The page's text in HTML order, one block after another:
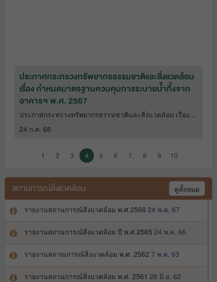
โครงการกล่องยูเอชที รีไซเคิลได้ 13 พ.ย.
66
รับบริจาคอะลูมิเนียม เพื่อสนับสนุนมูลนิธิ
คู่มือการเปิดโอกาสให้เกิดการมีส่วนร่วม 3
มี.ค. 66
ประกาศกระทรวงทรัพยากรธรรมชาติและสิ่งแวดล้อม
เรื่อง กำหนดมาตรฐานควบคุมการระบายน้ำทิ้งจาก
อาคารฯ พ.ศ. 2567
ประกาศกระทรวงทรัพยากรธรรมชาติและสิ่งแวดล้อม เรื่อง
2567
24 ก.ค. 68
1 2 3 4 5 6 7 8 9 10
สถานการณ์สิ่งแวดล้อม ดูทั้งหมด
รายงานสถานการณ์สิ่งแวดล้อม พ.ศ.2566 24 พ.ค. 67
รายงานสถานการณ์สิ่งแวดล้อม ปี พ.ศ.2565 24 พ.ค. 66
รายงานสถาณการณ์สิ่งแวดล้อม พ.ศ. 2562 7 พ.ค. 63
รายงานสถานการณ์สิ่งแวดล้อม พ.ศ. 2561 26 มิ.ย. 62